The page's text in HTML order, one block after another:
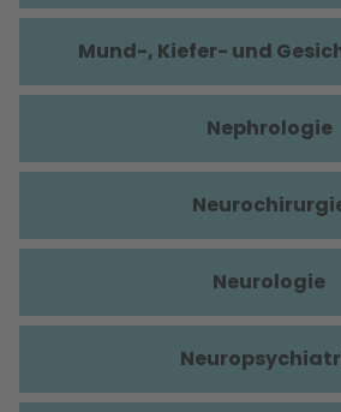
Mund-, Kiefer- und
Nephrologie
Neurologie